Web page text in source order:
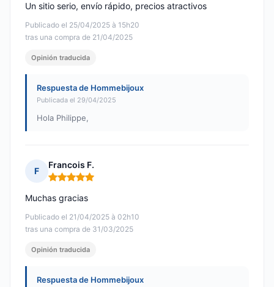
Publicado el 25/04/2025 à 15h20
tras una compra de 21/04/2025
Un sitio serio, envío rápido, precios atractivos
Opinión traducida
Respuesta de Hommebijoux
Publicada el 29/04/2025
Hola Philippe,
F
Francois F.
Nota: 5 de 5
Publicado el 21/04/2025 à 02h10
tras una compra de 31/03/2025
Muchas gracias
Opinión traducida
Respuesta de Hommebijoux